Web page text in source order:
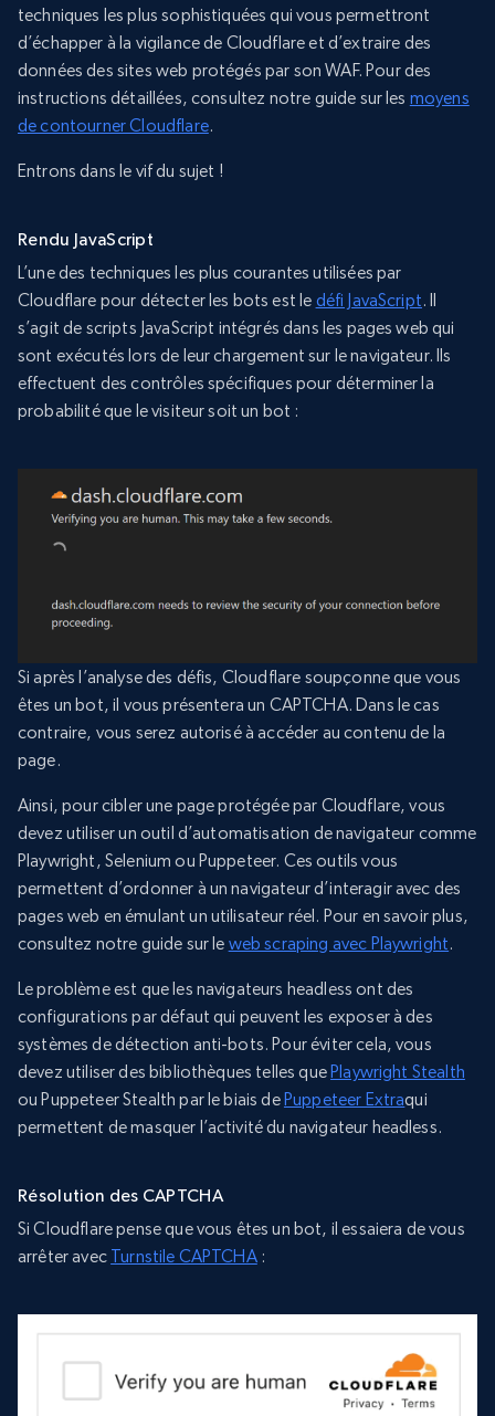
techniques les plus sophistiquées qui vous permettront
d’échapper à la vigilance de Cloudflare et d’extraire des
données des sites web protégés par son WAF. Pour des
instructions détaillées, consultez notre guide sur les moyens
de contourner Cloudflare.
Entrons dans le vif du sujet !
Rendu JavaScript
L’une des techniques les plus courantes utilisées par
Cloudflare pour détecter les bots est le défi JavaScript. Il
s’agit de scripts JavaScript intégrés dans les pages web qui
sont exécutés lors de leur chargement sur le navigateur. Ils
effectuent des contrôles spécifiques pour déterminer la
probabilité que le visiteur soit un bot :
Si après l’analyse des défis, Cloudflare soupçonne que vous
êtes un bot, il vous présentera un CAPTCHA. Dans le cas
contraire, vous serez autorisé à accéder au contenu de la
page.
Ainsi, pour cibler une page protégée par Cloudflare, vous
devez utiliser un outil d’automatisation de navigateur comme
Playwright, Selenium ou Puppeteer. Ces outils vous
permettent d’ordonner à un navigateur d’interagir avec des
pages web en émulant un utilisateur réel. Pour en savoir plus,
consultez notre guide sur le web scraping avec Playwright.
Le problème est que les navigateurs headless ont des
configurations par défaut qui peuvent les exposer à des
systèmes de détection anti-bots. Pour éviter cela, vous
devez utiliser des bibliothèques telles quePlaywright Stealth
ou Puppeteer Stealth par le biais dePuppeteer Extraqui
permettent de masquer l’activité du navigateur headless.
Résolution des CAPTCHA
Si Cloudflare pense que vous êtes un bot, il essaiera de vous
arrêter avec Turnstile CAPTCHA: